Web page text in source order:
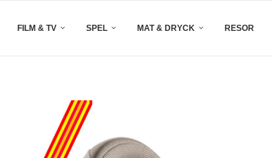
FILM & TV SPEL MAT & DRYCK RESOR